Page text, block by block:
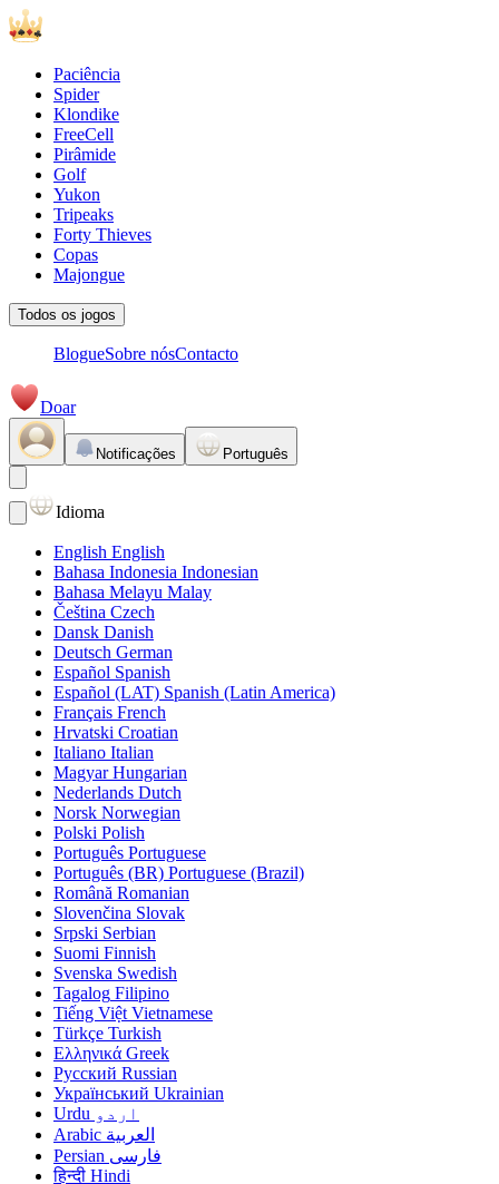
Paciência
Spider
Klondike
FreeCell
Pirâmide
Golf
Yukon
Tripeaks
Forty Thieves
Copas
Majongue
Todos os jogos
BlogueSobre nósContacto
Doar
Notificações Português
Idioma
English English
Bahasa Indonesia Indonesian
Bahasa Melayu Malay
Čeština Czech
Dansk Danish
Deutsch German
Español Spanish
Español (LAT) Spanish (Latin America)
Français French
Hrvatski Croatian
Italiano Italian
Magyar Hungarian
Nederlands Dutch
Norsk Norwegian
Polski Polish
Português Portuguese
Português (BR) Portuguese (Brazil)
Română Romanian
Slovenčina Slovak
Srpski Serbian
Suomi Finnish
Svenska Swedish
Tagalog Filipino
Tiếng Việt Vietnamese
Türkçe Turkish
Ελληνικά Greek
Русский Russian
Український Ukrainian
اردو Urdu
العربية Arabic
فارسی Persian
हिन्दी Hindi